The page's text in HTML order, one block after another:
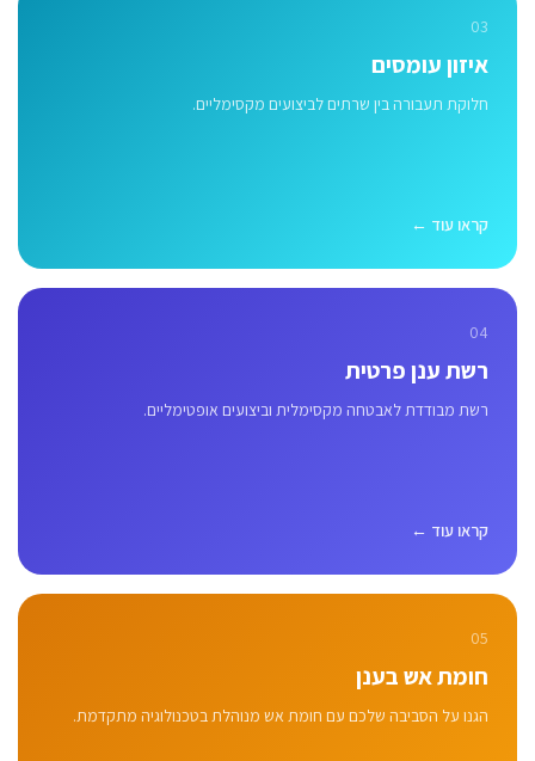
03
איזון עומסים
חלוקת תעבורה בין שרתים לביצועים מקסימליים.
קראו עוד ←
04
רשת ענן פרטית
רשת מבודדת לאבטחה מקסימלית וביצועים אופטימליים.
קראו עוד ←
05
חומת אש בענן
הגנו על הסביבה שלכם עם חומת אש מנוהלת בטכנולוגיה מתקדמת.